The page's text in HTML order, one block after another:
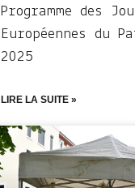
Programme des
Européennes du
2025
LIRE LA SUITE »